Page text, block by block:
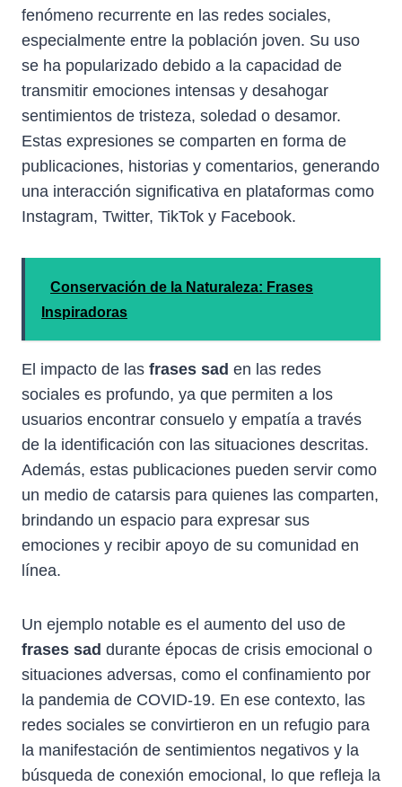
fenómeno recurrente en las redes sociales,
especialmente entre la población joven. Su uso
se ha popularizado debido a la capacidad de
transmitir emociones intensas y desahogar
sentimientos de tristeza, soledad o desamor.
Estas expresiones se comparten en forma de
publicaciones, historias y comentarios, generando
una interacción significativa en plataformas como
Instagram, Twitter, TikTok y Facebook.
Conservación de la Naturaleza: Frases
Inspiradoras
El impacto de las frases sad en las redes
sociales es profundo, ya que permiten a los
usuarios encontrar consuelo y empatía a través
de la identificación con las situaciones descritas.
Además, estas publicaciones pueden servir como
un medio de catarsis para quienes las comparten,
brindando un espacio para expresar sus
emociones y recibir apoyo de su comunidad en
línea.
Un ejemplo notable es el aumento del uso de
frases sad durante épocas de crisis emocional o
situaciones adversas, como el confinamiento por
la pandemia de COVID-19. En ese contexto, las
redes sociales se convirtieron en un refugio para
la manifestación de sentimientos negativos y la
búsqueda de conexión emocional, lo que refleja la